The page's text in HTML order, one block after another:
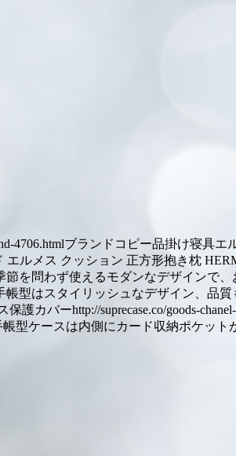
4706.htmlブランドコピー品掛け寝具エ
ルメス クッション 正方形抱き枕
節を問わず使えるモダンなデザインで
型はスタイリッシュなデザイン、品質
護カバーhttp://suprecase.co/goods-
型ケースは内側にカード収納ポケット